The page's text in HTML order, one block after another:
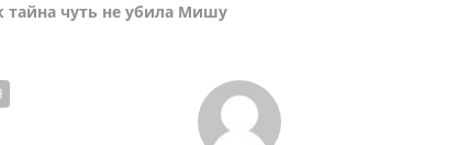
тайна чуть не убила Мишу